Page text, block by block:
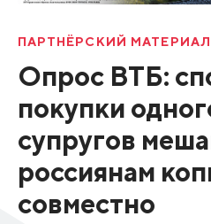
ПАРТНЁРСКИЙ МАТЕРИАЛ
Опрос ВТБ:
покупки
супругов
россиянам
совместно